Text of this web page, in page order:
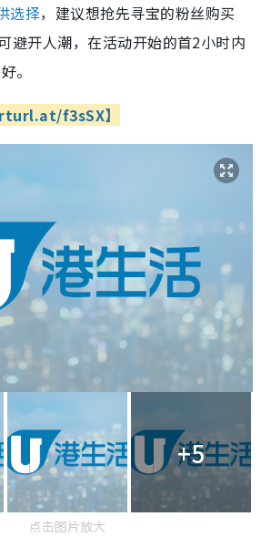
选择，建议想抢先寻宝的粉丝购买
避开人潮，在活动开始的首2小时内
。
f3sSX】
+5
点击图片放大